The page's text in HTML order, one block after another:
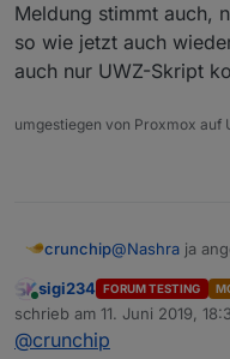
Meldung stimmt auch,
so wie jetzt auch
auch nur UWZ-Skript
umgestiegen von Proxmox auf
crunchip@Nashra ja
spät.
so wie jetzt
Online
sigi234 FORUM TESTING
schrieb am 11. Juni 2019,
zuletzt editiert von
@crunchip